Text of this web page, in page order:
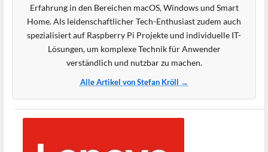
Erfahrung in den Bereichen macOS, Windows und Smart
Home. Als leidenschaftlicher Tech-Enthusiast zudem auch
spezialisiert auf Raspberry Pi Projekte und individuelle IT-
Lösungen, um komplexe Technik für Anwender
verständlich und nutzbar zu machen.
Alle Artikel von Stefan Kröll →